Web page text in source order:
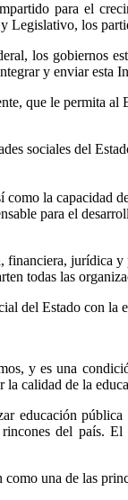
para el
Legislativo, los
los gobiernos
y enviar esta
que le permita al
sociales del
la capacidad
para el
jurídica
todas las
del Estado con
y es una
calidad de la
educación
del país.
una de las